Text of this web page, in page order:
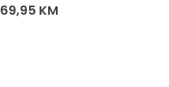
69,95 KM